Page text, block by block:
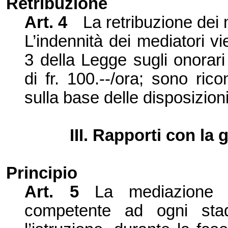
Retribuzione
Art. 4
La retribuzione dei
L’indennità dei mediatori
3 della Legge sugli
di fr. 100.--/ora; sono
sulla base delle
III. Rapporti con la
Principio
Art. 5
La mediazione
competente ad ogni